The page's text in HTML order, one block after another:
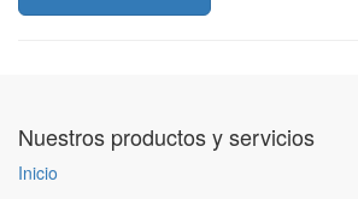
Nuestros productos y servicios
Inicio